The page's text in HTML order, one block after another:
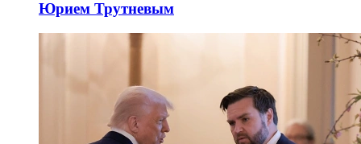
Юрием Трутневым